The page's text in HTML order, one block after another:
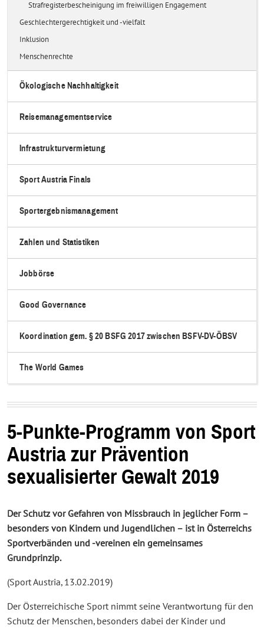
Strafregisterbescheinigung im freiwilligen Engagement
Geschlechtergerechtigkeit und -vielfalt
Inklusion
Menschenrechte
Ökologische Nachhaltigkeit
Reisemanagementservice
Infrastrukturvermietung
Sport Austria Finals
Sportergebnismanagement
Zahlen und Statistiken
Jobbörse
Good Governance
Koordination gem. § 20 BSFG 2017 zwischen BSFV-DV-ÖBSV
The World Games
5-Punkte-Programm von Sport
Austria zur Prävention
sexualisierter Gewalt 2019
Der Schutz vor Gefahren von Missbrauch in jeglicher Form –
besonders von Kindern und Jugendlichen – ist in Österreichs
Sportverbänden und -vereinen ein gemeinsames
Grundprinzip.
(Sport Austria, 13.02.2019)
Der Österreichische Sport nimmt seine Verantwortung für den
Schutz der Menschen, besonders dabei der Kinder und